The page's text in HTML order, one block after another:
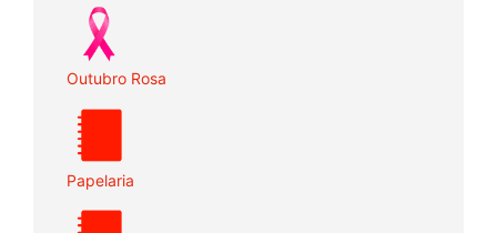
Outubro Rosa
Papelaria